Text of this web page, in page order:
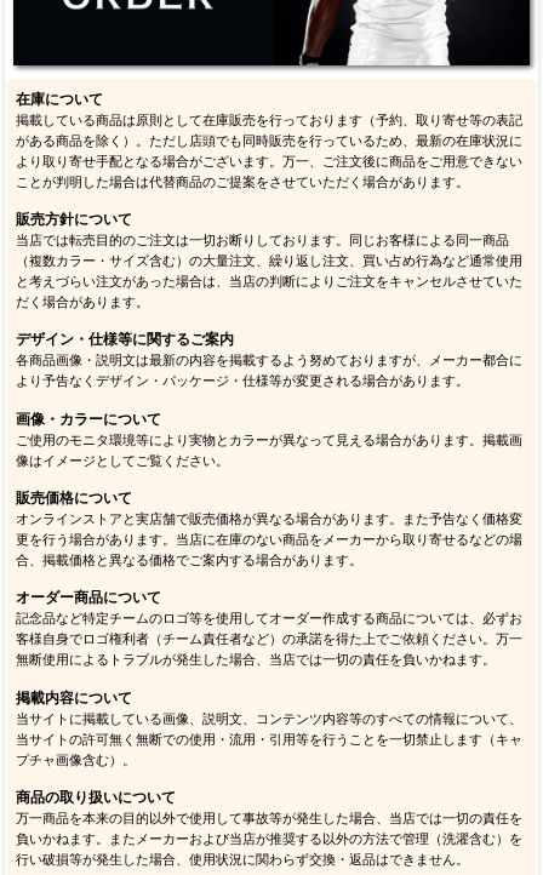
在庫について
掲載している商品は原則として在庫販売を行っております（予約、取り寄せ等の表記
がある商品を除く）。ただし店頭でも同時販売を行っているため、最新の在庫状況に
より取り寄せ手配となる場合がございます。万一、ご注文後に商品をご用意できない
ことが判明した場合は代替商品のご提案をさせていただく場合があります。
販売方針について
当店では転売目的のご注文は一切お断りしております。同じお客様による同一商品
（複数カラー・サイズ含む）の大量注文、繰り返し注文、買い占め行為など通常使用
と考えづらい注文があった場合は、当店の判断によりご注文をキャンセルさせていた
だく場合があります。
デザイン・仕様等に関するご案内
各商品画像・説明文は最新の内容を掲載するよう努めておりますが、メーカー都合に
より予告なくデザイン・パッケージ・仕様等が変更される場合があります。
画像・カラーについて
ご使用のモニタ環境等により実物とカラーが異なって見える場合があります。掲載画
像はイメージとしてご覧ください。
販売価格について
オンラインストアと実店舗で販売価格が異なる場合があります。また予告なく価格変
更を行う場合があります。当店に在庫のない商品をメーカーから取り寄せるなどの場
合、掲載価格と異なる価格でご案内する場合があります。
オーダー商品について
記念品など特定チームのロゴ等を使用してオーダー作成する商品については、必ずお
客様自身でロゴ権利者（チーム責任者など）の承諾を得た上でご依頼ください。万一
無断使用によるトラブルが発生した場合、当店では一切の責任を負いかねます。
掲載内容について
当サイトに掲載している画像、説明文、コンテンツ内容等のすべての情報について、
当サイトの許可無く無断での使用・流用・引用等を行うことを一切禁止します（キャ
プチャ画像含む）。
商品の取り扱いについて
万一商品を本来の目的以外で使用して事故等が発生した場合、当店では一切の責任を
負いかねます。またメーカーおよび当店が推奨する以外の方法で管理（洗濯含む）を
行い破損等が発生した場合、使用状況に関わらず交換・返品はできません。